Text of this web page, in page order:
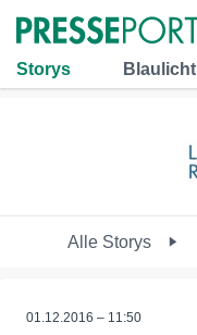
Storys Blaulicht
Alle Storys
01.12.2016 – 11:50